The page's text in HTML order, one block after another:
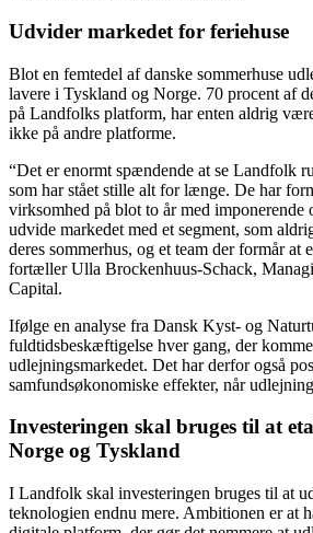
Udvider markedet for feriehuse
Blot en femtedel af danske sommerhuse
lavere i Tyskland og Norge. 70 procent af
på Landfolks platform, har enten aldrig
ikke på andre platforme.
“Det er enormt spændende at se Landfolk
som har stået stille alt for længe. De har
virksomhed på blot to år med
udvide markedet med et segment, som
deres sommerhus, og et team der formår at
fortæller Ulla Brockenhuus-Schack,
Capital.
Ifølge en analyse fra Dansk Kyst- og
fuldtidsbeskæftigelse hver gang, der
udlejningsmarkedet. Det har derfor også
samfundsøkonomiske effekter, når
Investeringen skal bruges til at
Norge og Tyskland
I Landfolk skal investeringen bruges til at
teknologien endnu mere. Ambitionen er at